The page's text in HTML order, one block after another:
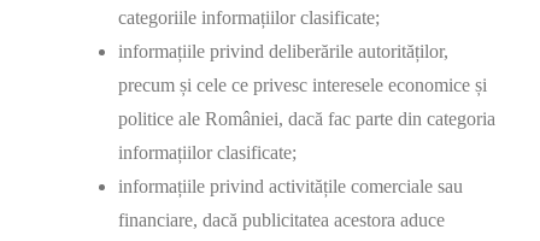
categoriile informațiilor clasificate;
informațiile privind deliberările autorităților,
precum și cele ce privesc interesele economice și
politice ale României, dacă fac parte din categoria
informațiilor clasificate;
informațiile privind activitățile comerciale sau
financiare, dacă publicitatea acestora aduce